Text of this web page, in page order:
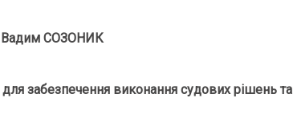
СОЗОНИК
забезпечення виконання судових рішень та